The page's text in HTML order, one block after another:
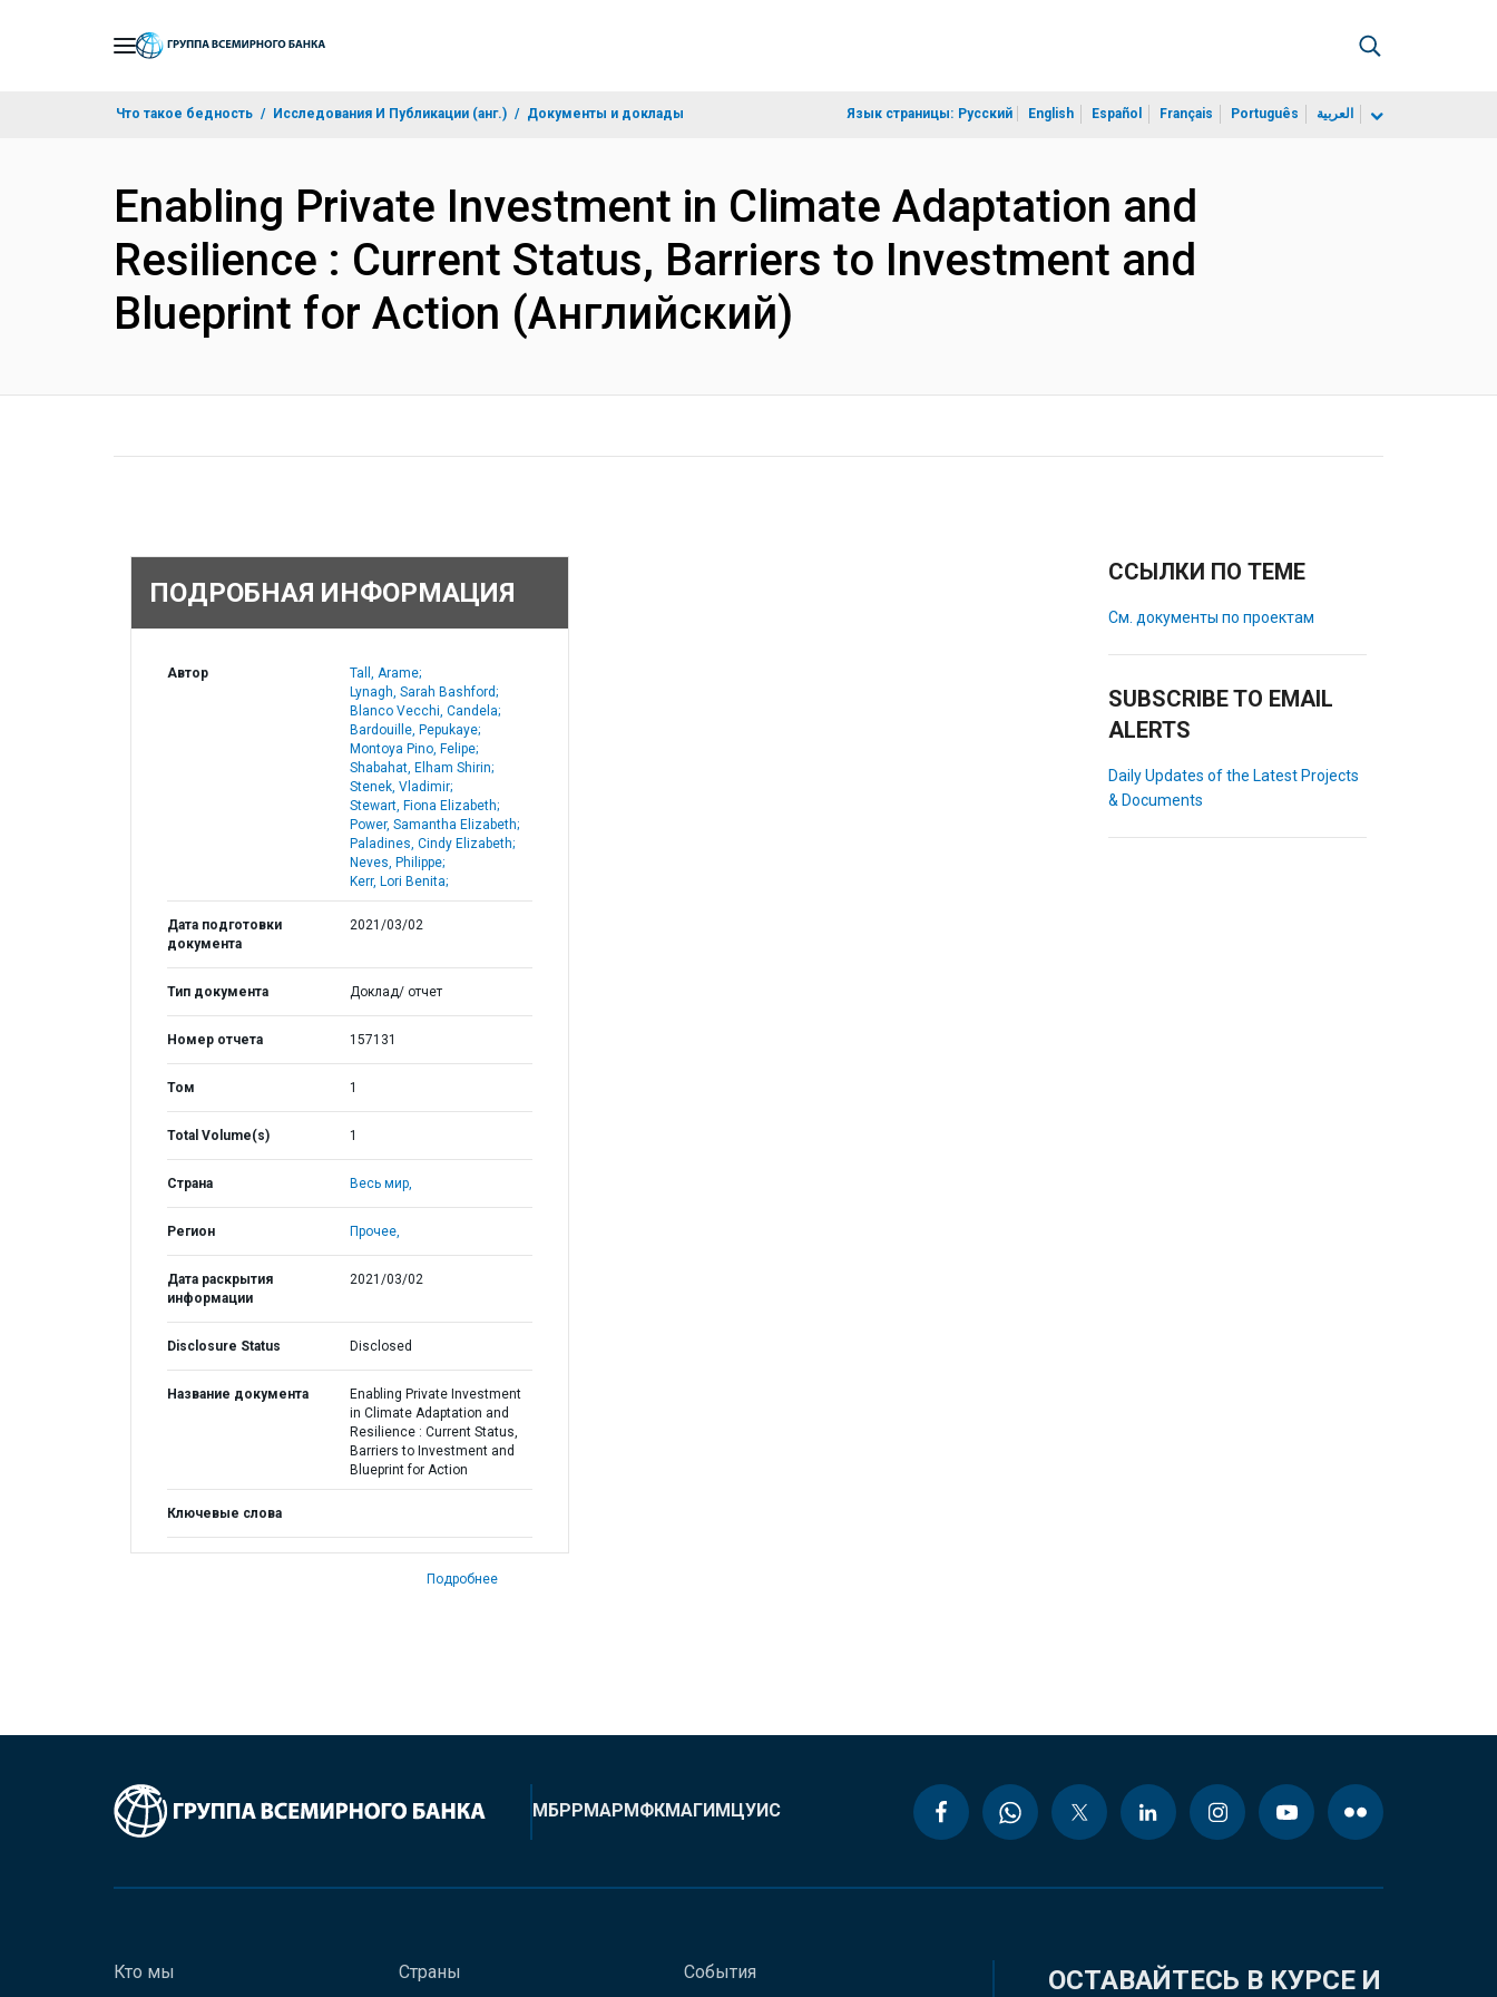
Что такое бедность Исследования И Публикации (анг.) Документы и доклады Язык страницы: Русский English Español Français Português العربية
Enabling Private Investment in Climate Adaptation and
Resilience : Current Status, Barriers to Investment and
Blueprint for Action (Английский)
ПОДРОБНАЯ ИНФОРМАЦИЯ
Автор
Tall, Arame;
Lynagh, Sarah Bashford;
Blanco Vecchi, Candela;
Bardouille, Pepukaye;
Montoya Pino, Felipe;
Shabahat, Elham Shirin;
Stenek, Vladimir;
Stewart, Fiona Elizabeth;
Power, Samantha Elizabeth;
Paladines, Cindy Elizabeth;
Neves, Philippe;
Kerr, Lori Benita;
Дата подготовки
документа
2021/03/02
Тип документа Доклад/ отчет
Номер отчета 157131
Том 1
Total Volume(s) 1
Страна Весь мир,
Регион Прочее,
Дата раскрытия
информации
2021/03/02
Disclosure Status Disclosed
Название документа
Enabling Private Investment
in Climate Adaptation and
Resilience : Current Status,
Barriers to Investment and
Blueprint for Action
Ключевые слова
Подробнее
ССЫЛКИ ПО ТЕМЕ
См. документы по проектам
SUBSCRIBE TO EMAIL
ALERTS
Daily Updates of the Latest Projects
& Documents
МБРРМАРМФКМАГИМЦУИС
Кто мы Страны События ОСТАВАЙТЕСЬ В КУРСЕ И